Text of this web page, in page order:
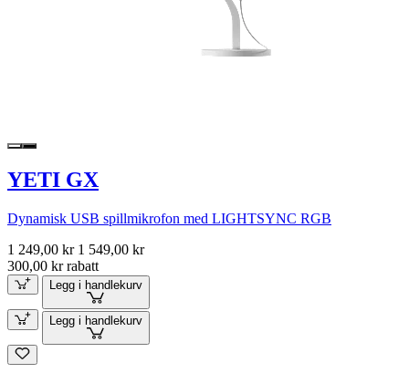
YETI GX
Dynamisk USB spillmikrofon med LIGHTSYNC RGB
1 249,00 kr 1 549,00 kr
300,00 kr rabatt
Legg i handlekurv
Legg i handlekurv